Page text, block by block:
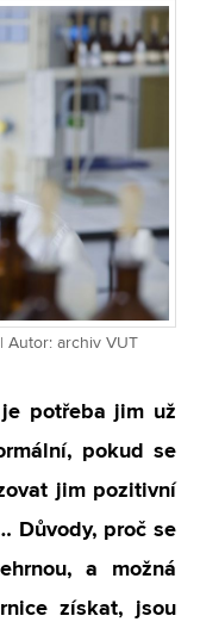
Autor: archiv VUT
potřeba jim už
pokud se
jim pozitivní
Důvody, proč se
a možná
získat, jsou